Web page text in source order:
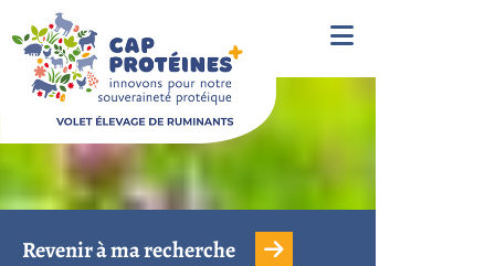
Revenir à ma recherche